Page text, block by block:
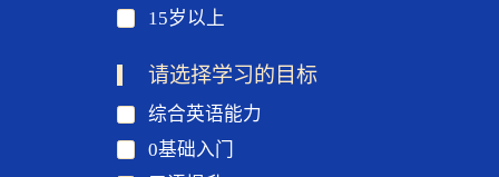
15岁以上
请选择学习的目标
综合英语能力
0基础入门